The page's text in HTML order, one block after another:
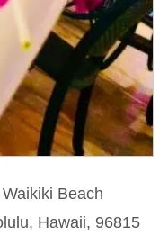
Beach
Hawaii, 96815